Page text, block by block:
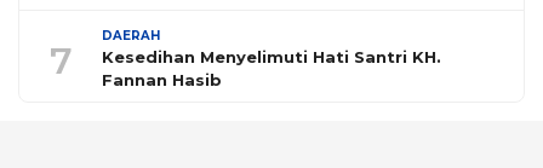
7
DAERAH
Kesedihan Menyelimuti Hati Santri KH.
Fannan Hasib